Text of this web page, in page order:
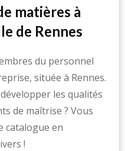
matières à
de Rennes
du personnel
située à Rennes.
les qualités
de maîtrise ? Vous
catalogue en
!